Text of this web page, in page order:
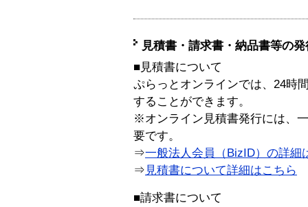
見積書・請求書・納品書等の
■見積書について
ぷらっとオンラインでは、24時
することができます。
※オンライン見積書発行には、
要です。
⇒一般法人会員（BizID）の詳細
⇒ 見積書について詳細はこちら
■請求書について